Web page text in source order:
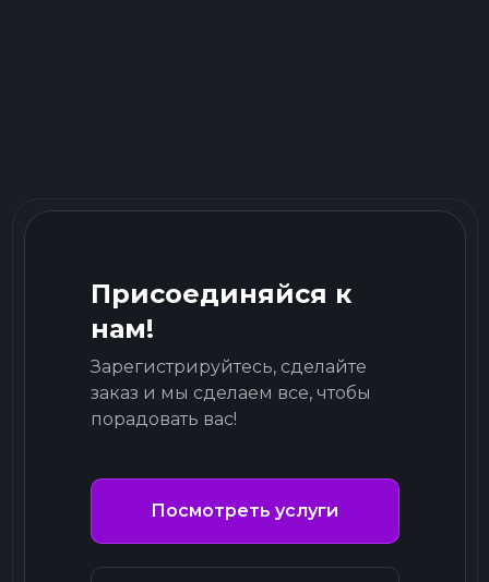
Присоединяйся к
нам!
Зарегистрируйтесь, сделайте
заказ и мы сделаем все, чтобы
порадовать вас!
Посмотреть услуги